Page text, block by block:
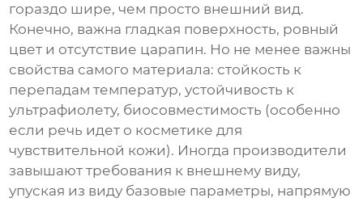
гораздо шире, чем просто внешний вид.
Конечно, важна гладкая поверхность, ровный
цвет и отсутствие царапин. Но не менее важны
свойства самого материала: стойкость к
перепадам температур, устойчивость к
ультрафиолету, биосовместимость (особенно
если речь идет о косметике для
чувствительной кожи). Иногда производители
завышают требования к внешнему виду,
упуская из виду базовые параметры, напрямую